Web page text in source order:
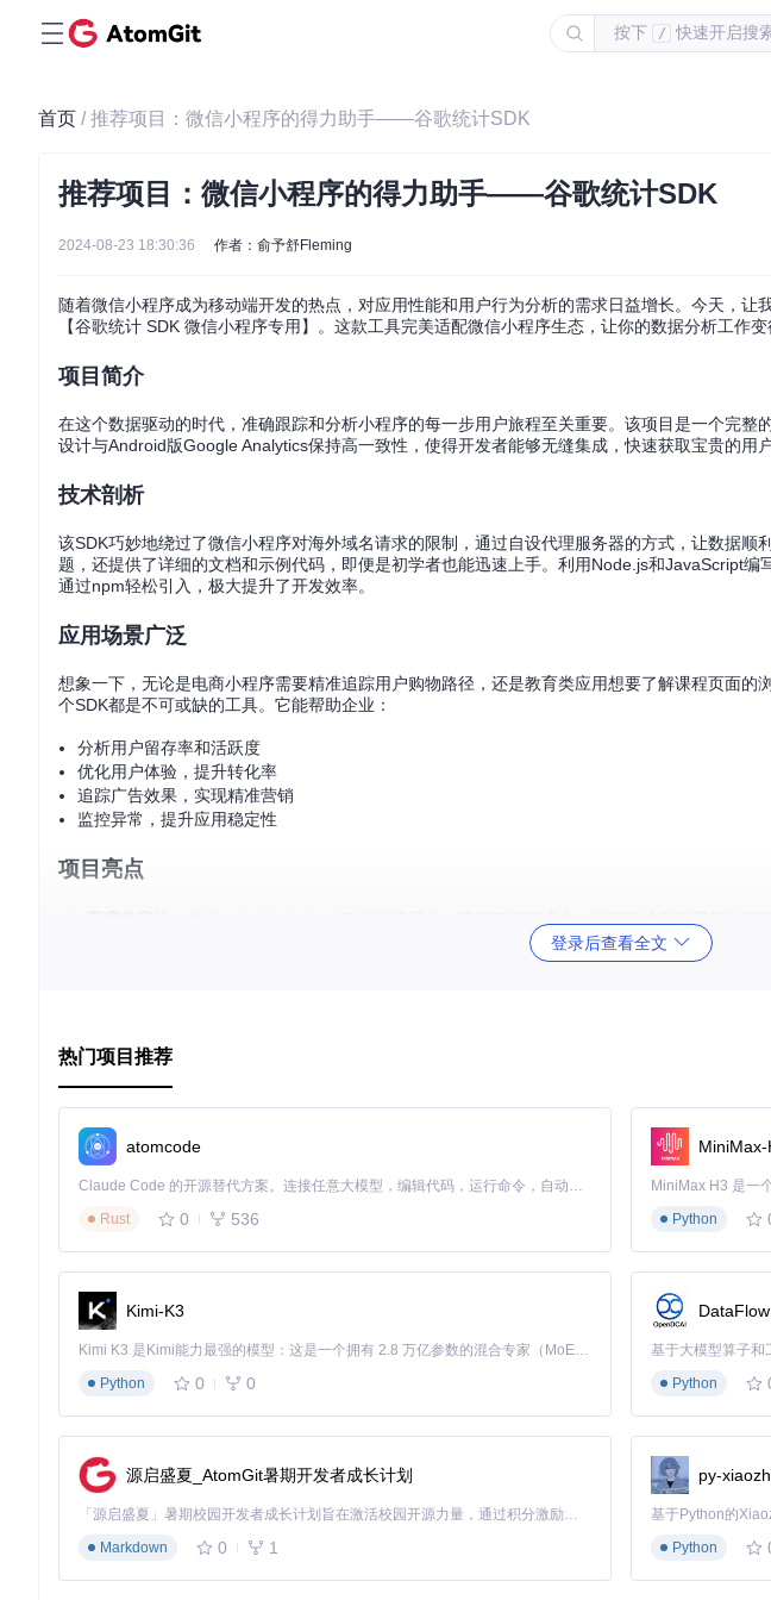
按下 / 快速开启搜
首页 / 推荐项目：微信小程序的得力助手——谷歌统计SDK
推荐项目：微信小程序的得力助手——谷歌统计SDK
2024-08-23 18:30:36 作者：俞予舒Fleming
随着微信小程序成为移动端开发的热点，对应用性能和用户行为分析的需求日益增长。今天，
【谷歌统计 SDK 微信小程序专用】。这款工具完美适配微信小程序生态，让你的数据分析工作变
项目简介
在这个数据驱动的时代，准确跟踪和分析小程序的每一步用户旅程至关重要。该项目是一个完
设计与Android版Google Analytics保持高一致性，使得开发者能够无缝集成，快速获取宝贵的用户
技术剖析
该SDK巧妙地绕过了微信小程序对海外域名请求的限制，通过自设代理服务器的方式，让数据
题，还提供了详细的文档和示例代码，即便是初学者也能迅速上手。利用Node.js和JavaScript编
通过npm轻松引入，极大提升了开发效率。
应用场景广泛
想象一下，无论是电商小程序需要精准追踪用户购物路径，还是教育类应用想要了解课程页面的
个SDK都是不可或缺的工具。它能帮助企业：
分析用户留存率和活跃度
优化用户体验，提升转化率
追踪广告效果，实现精准营销
监控异常，提升应用稳定性
项目亮点
：提供方案解决国内无法直连Google Analytics的问题，允许开发者自定义
易于集成：简单明了的API设计和详尽的文档，即使是小程序新手也能快速集成与使用。
跨平台用户ID跟踪
借助【谷歌统计 SDK 微信小程序专用】，数据分析不再是一项复杂任务，而是变成了每一位小
程序成功之门的一把钥匙。立即拥抱它，解锁小程序分析的新可能！
登录后查看全文
热门项目推荐
atomcode
Claude Code 的开源替代方案。连接任意大模型，编辑代码，运行命令，自动验证 — 全自动执行。用 Rust 构建，极致性能。 ｜ An open-source alternative to Claude Code. Connect any LLM, edit code, run commands, and verify changes — autonomously. Built in Rust for speed. Get Started
Rust
0 536
MiniMax-
Python
Kimi-K3
Kimi K3 是Kimi能力最强的模型：这是一个拥有 2.8 万亿参数的混合专家（MoE）模型，具备原生视觉理解能力，并支持 100 万 token 的上下文窗口。
Python
0 0
DataFlow
基于大模型算子和
Python
源启盛夏_AtomGit暑期开发者成长计划
「源启盛夏」暑期校园开发者成长计划旨在激活校园开源力量，通过积分激励、认证扶持、资源倾斜等形式，引导高校组织和开发者完成「入驻 — 建项目 — 做贡献 — 获认证 — 得资源」的完整闭环。无论你是想带领社团入驻平台的组织者，还是希望用代码贡献证明自己的开发者，都能在这里找到属于你的成长路径。
Markdown
0 1
py-
Python